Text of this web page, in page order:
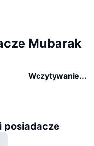
Mubarak
Wczytywanie...
posiadacze